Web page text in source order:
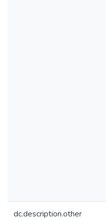
dc.description.other